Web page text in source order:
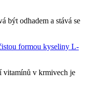
být odhadem a stává se
formou kyseliny L-
vitamínů v krmivech je